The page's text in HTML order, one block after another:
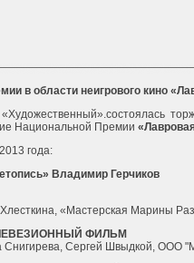
в области неигрового кино
т
Национальной Премии
года:
Владимир Герчиков
«Мастерская Марины
ФИЛЬМ
Сергей Швыдкой, ООО